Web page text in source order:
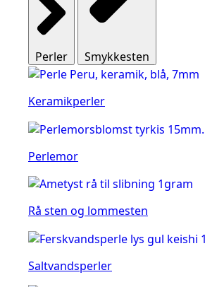
Perler Smykkesten
Keramikperler
Perlemor
Rå sten og lommesten
Saltvandsperler